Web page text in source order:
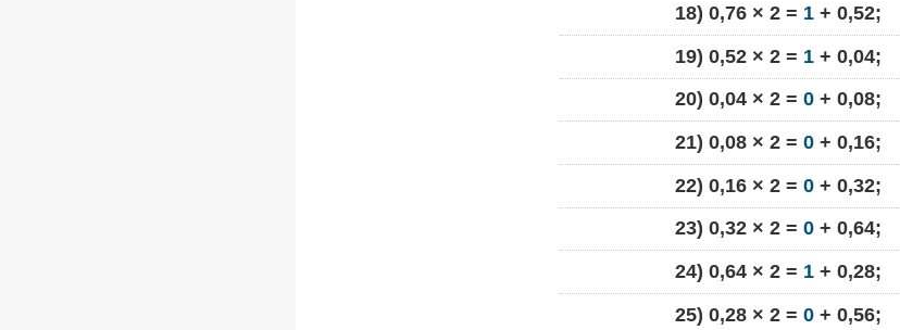
18) 0,76 × 2 = 1 + 0,52;
19) 0,52 × 2 = 1 + 0,04;
20) 0,04 × 2 = 0 + 0,08;
21) 0,08 × 2 = 0 + 0,16;
22) 0,16 × 2 = 0 + 0,32;
23) 0,32 × 2 = 0 + 0,64;
24) 0,64 × 2 = 1 + 0,28;
25) 0,28 × 2 = 0 + 0,56;